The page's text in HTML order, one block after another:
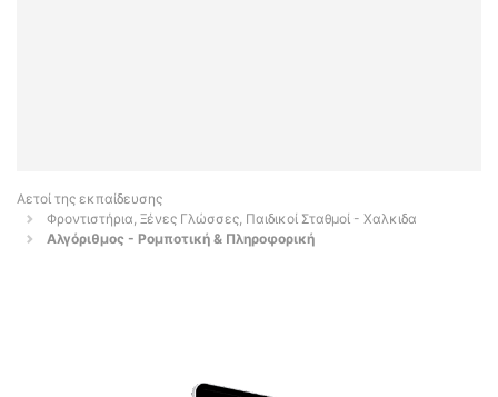
Αετοί της εκπαίδευσης
Φροντιστήρια, Ξένες Γλώσσες, Παιδικοί Σταθμοί - Χαλκιδα
Αλγόριθμος - Ρομποτική & Πληροφορική